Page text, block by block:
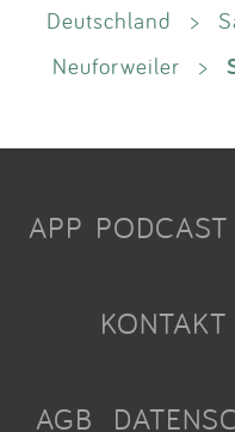
Deutschland >
Neuforweiler
>
APP PODCAST
KONTAKT
AGB